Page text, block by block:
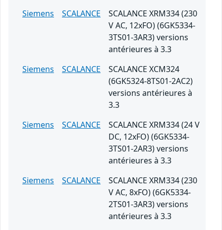
Siemens
SCALANCE
SCALANCE XRM334 (230
V AC, 12xFO) (6GK5334-
3TS01-3AR3) versions
antérieures à 3.3
Siemens
SCALANCE
SCALANCE XCM324
(6GK5324-8TS01-2AC2)
versions antérieures à
3.3
Siemens
SCALANCE
SCALANCE XRM334 (24 V
DC, 12xFO) (6GK5334-
3TS01-2AR3) versions
antérieures à 3.3
Siemens
SCALANCE
SCALANCE XRM334 (230
V AC, 8xFO) (6GK5334-
2TS01-3AR3) versions
antérieures à 3.3